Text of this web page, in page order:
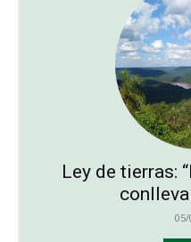
Ley de tierras:
05/